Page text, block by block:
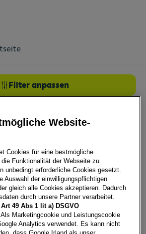
Filter anpassen
Versuchen Sie es erneut mit
Suchkriterien.
Alle Filter entfernen
gruppieren
Website-
Cookies für eine bestmögliche
die Funktionalität der Webseite zu
unbedingt erforderliche Cookies gesetzt.
Auswahl der einwilligungspflichtigen
gleich alle Cookies akzeptieren. Dadurch
durch unsere Partner verarbeitet.
49 Abs 1 lit a) DSGVO
Als Marketingcookie und Leistungscookie
Analytics verwendet. Es kann nicht